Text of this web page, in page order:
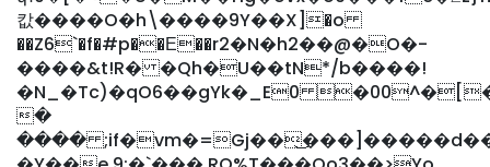
캆����O�h\����9Y��X]�o
��Z6`�f�#p��Ε��r2�N�h2��@�O�-
����&t!R� �Qh�U��tN*/b����!
�N_�Tc)�qO6��gYk�_E0
�
����